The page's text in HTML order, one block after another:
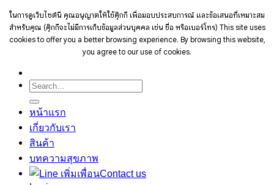
ในการดูเว็บไซต์นี้ คุณอนุญาตให้ใช้คุ๊กกี้ เพื่อมอบประสบการณ์ และข้อเสนอที่เหมาะสม
สำหรับคุณ (คุ๊กกี้จะไม่มีการเก็บข้อมูลส่วนบุคคล เช่น ชื่อ หรือเบอร์โทร) This site uses
cookies to offer you a better browsing experience. By browsing this website,
you agree to our use of cookies.
Search
for:
หน้าแรก
เกี่ยวกับเรา
สินค้า
บทความสุขภาพ
Contact us